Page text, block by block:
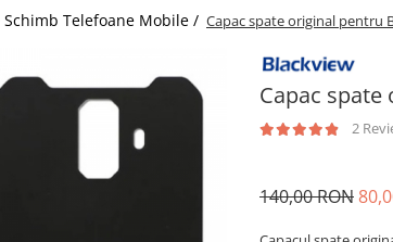
Schimb Telefoane Mobile / Capac spate original pentru
Capac spate
2
140,00 RON